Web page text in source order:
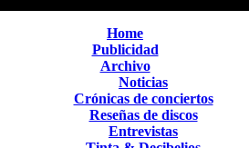
Home
Publicidad
Archivo
Noticias
Crónicas de conciertos
Reseñas de discos
Entrevistas